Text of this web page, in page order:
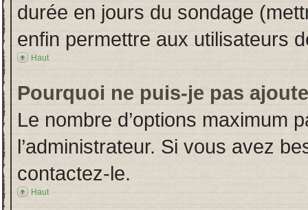
durée en jours du sondage
enfin permettre aux utilisateurs
Haut
Pourquoi ne puis-je pas
Le nombre d’options maximum
l’administrateur. Si vous avez
contactez-le.
Haut